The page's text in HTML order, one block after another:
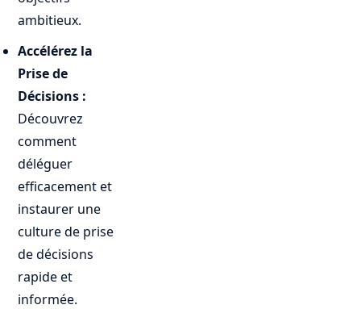
ambitieux.
Accélérez la
Prise de
Décisions :
Découvrez
comment
déléguer
efficacement et
instaurer une
culture de prise
de décisions
rapide et
informée.